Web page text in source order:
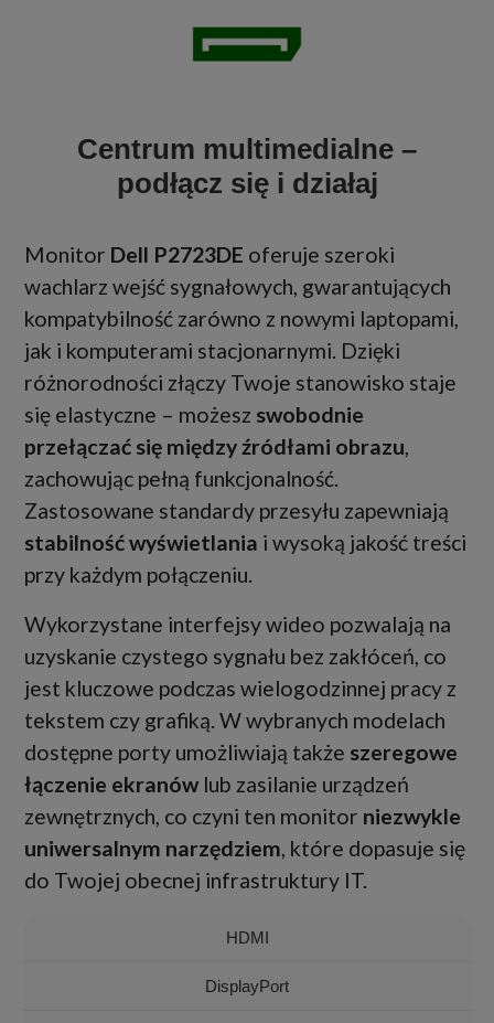
Centrum multimedialne –
podłącz się i działaj
Monitor Dell P2723DE oferuje szeroki
wachlarz wejść sygnałowych, gwarantujących
kompatybilność zarówno z nowymi laptopami,
jak i komputerami stacjonarnymi. Dzięki
różnorodności złączy Twoje stanowisko staje
się elastyczne – możesz swobodnie
przełączać się między źródłami obrazu,
zachowując pełną funkcjonalność.
Zastosowane standardy przesyłu zapewniają
stabilność wyświetlania i wysoką jakość treści
przy każdym połączeniu.
Wykorzystane interfejsy wideo pozwalają na
uzyskanie czystego sygnału bez zakłóceń, co
jest kluczowe podczas wielogodzinnej pracy z
tekstem czy grafiką. W wybranych modelach
dostępne porty umożliwiają także szeregowe
łączenie ekranów lub zasilanie urządzeń
zewnętrznych, co czyni ten monitor niezwykle
uniwersalnym narzędziem, które dopasuje się
do Twojej obecnej infrastruktury IT.
HDMI
DisplayPort